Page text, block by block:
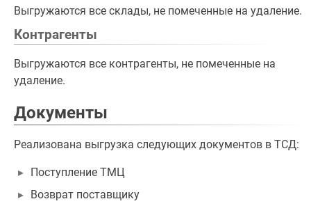
Выгружаются все склады, не помеченные на удаление.
Контрагенты
Выгружаются все контрагенты, не помеченные на
удаление.
Документы
Реализована выгрузка следующих документов в ТСД:
Поступление ТМЦ
Возврат поставщику